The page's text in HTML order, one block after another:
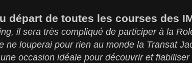
départ de toutes les courses des
il sera très compliqué de participer à la
ne louperai pour rien au monde la Transat
occasion idéale pour découvrir et